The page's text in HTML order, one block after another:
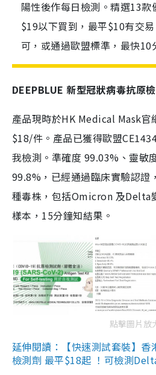
陽性後作每日檢測。精選13
$19以下買到，最平$10有交
可，或通過歐盟標準，最快10
DEEPBLUE 新型冠狀病毒抗原
產品現時於HK Medical Mask官
$18/件。產品已獲得歐盟
我檢測。準確度 99.03%、靈敏
99.8%，已經通過臨床實驗認證
種毒株，包括Omicron 及Delta
樣本，15分鐘知結果。
點擊圖片放
延伸閱讀：【快速測試套裝】
檢測劑 最平$18起 ！可檢測